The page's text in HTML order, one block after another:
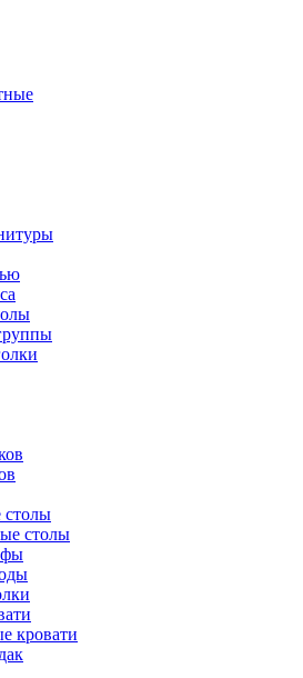
столы
кровати